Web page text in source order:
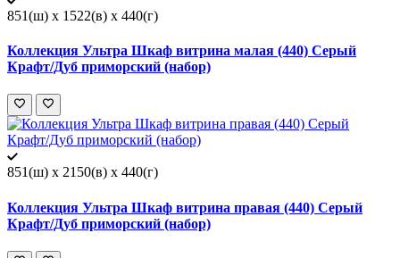
851(ш) x 1522(в) x 440(г)
Коллекция Ультра Шкаф витрина малая (440) Серый
Крафт/Дуб приморский (набор)
851(ш) x 2150(в) x 440(г)
Коллекция Ультра Шкаф витрина правая (440) Серый
Крафт/Дуб приморский (набор)